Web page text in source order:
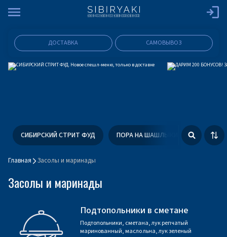
ДОСТАВКА САМОВЫВОЗ
СИБИРСКИЙ СТРИТ ФУД ПОРА НА ШАШЛЫКИ
Главная Засолы и маринады
Засолы и маринады
Подтопольники в сметане
Подтопольники, сметана, лук репчатый
маринованный, масло льна, лук зеленый